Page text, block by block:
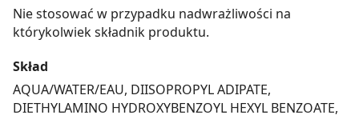
Nie stosować w przypadku nadwrażliwości na
którykolwiek składnik produktu.
Skład
AQUA/WATER/EAU, DIISOPROPYL ADIPATE,
DIETHYLAMINO HYDROXYBENZOYL HEXYL BENZOATE,